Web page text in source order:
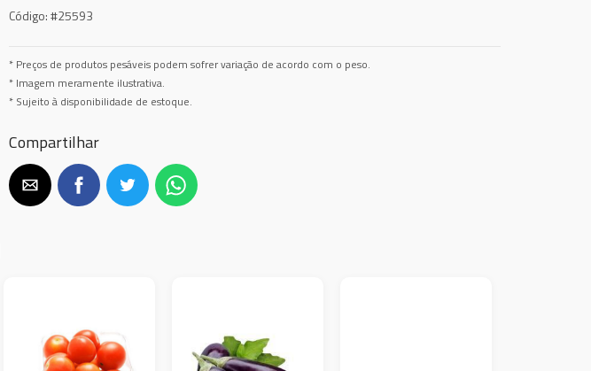
Código:#25593
* Preços de produtos pesáveis podem sofrer variação de acordo com o peso.
* Imagem meramente ilustrativa.
* Sujeito à disponibilidade de estoque.
Compartilhar